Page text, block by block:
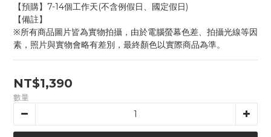
【預購】7-14個工作天(不含例假日、國定假日)
【備註】
※所有商品圖片皆為實物拍攝，由於電腦螢幕色差、拍攝光線等因
素，照片與實物會略有差別，最終顏色以實際商品為準。
NT$1,390
數量